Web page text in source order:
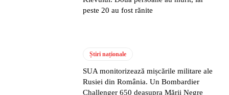
peste 20 au fost rănite
Știri naționale
SUA monitorizează mișcările militare ale
Rusiei din România. Un Bombardier
Challenger 650 deasupra Mării Negre